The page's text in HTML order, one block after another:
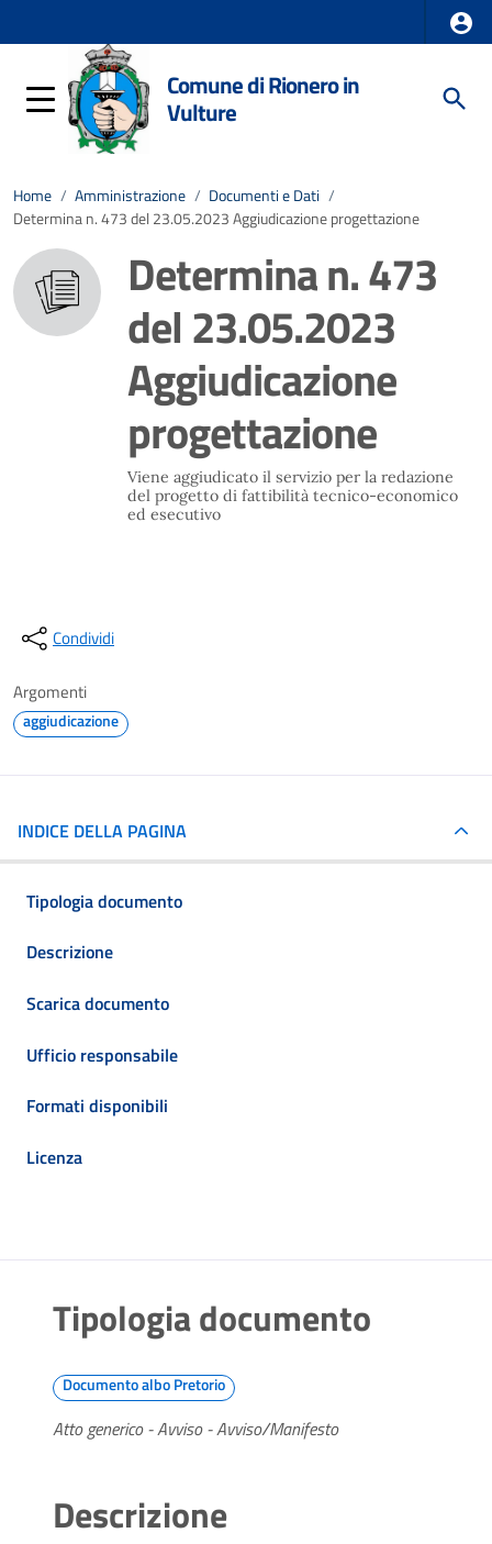
Comune di Rionero in
Vulture
Home / Amministrazione / Documenti e Dati /
Determina n. 473 del 23.05.2023 Aggiudicazione progettazione
Determina n. 473
del 23.05.2023
Aggiudicazione
progettazione
Viene aggiudicato il servizio per la redazione
del progetto di fattibilità tecnico-economico
ed esecutivo
Condividi
Argomenti
aggiudicazione
INDICE DELLA PAGINA
Tipologia documento
Descrizione
Scarica documento
Ufficio responsabile
Formati disponibili
Licenza
Tipologia documento
Documento albo Pretorio
Atto generico - Avviso - Avviso/Manifesto
Descrizione